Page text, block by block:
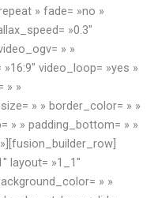
» fade= »no »
»0.3″
» »
video_loop= »yes »
» »
» » border_color= » »
» » padding_bottom= » »
layout= »1_1″
» »